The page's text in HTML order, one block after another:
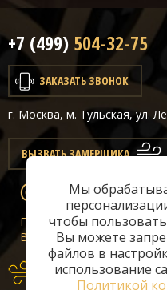
Мы
чтобы
Вы можете
файлов в
использование
Политикой
+7 (499) 504-32-75
ЗАКАЗАТЬ ЗВОНОК
г. Москва, м. Тульская, ул.
ВЫЗВАТЬ ЗАМЕРЩИКА
info@classicair.ru
Пн-Сб:10 — 20
Вс:
10 — 19